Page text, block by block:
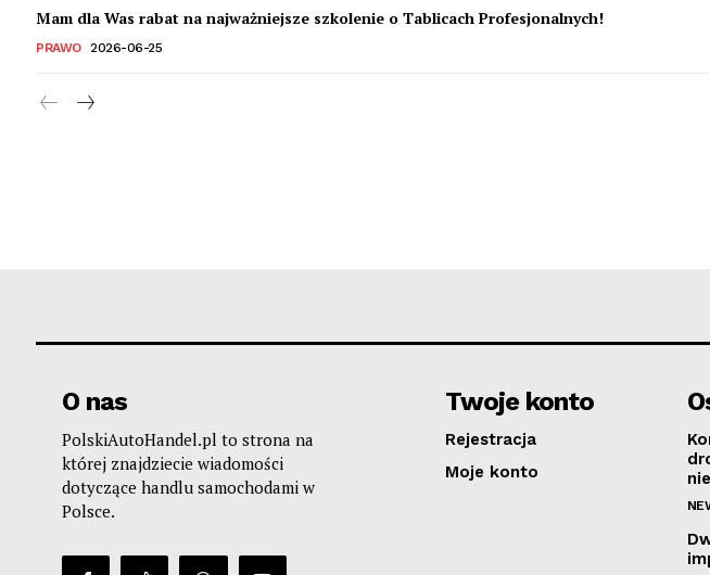
Mam dla Was rabat na najważniejsze szkolenie o Tablicach Profesjonalnych!
PRAWO 2026-06-25
O nas
PolskiAutoHandel.pl to strona na
której znajdziecie wiadomości
dotyczące handlu samochodami w
Polsce.
Twoje konto
Rejestracja
Moje konto